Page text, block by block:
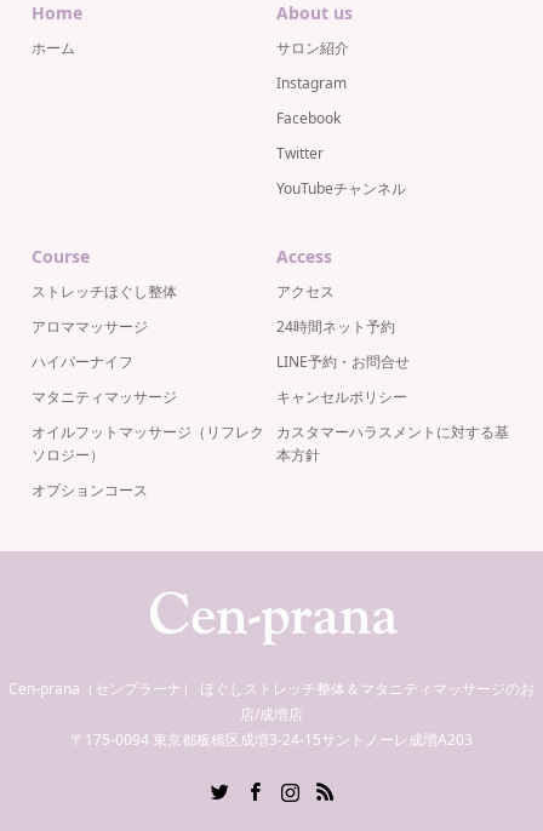
Home
ホーム
About us
サロン紹介
Instagram
Facebook
Twitter
YouTubeチャンネル
Course
ストレッチほぐし整体
アロママッサージ
ハイパーナイフ
マタニティマッサージ
オイルフットマッサージ（リフレク
ソロジー）
オプションコース
Access
アクセス
24時間ネット予約
LINE予約・お問合せ
キャンセルポリシー
カスタマーハラスメントに対する基
本方針
Cen-prana（センプラーナ） ほぐしストレッチ整体＆マタニティマッサージのお
店/成増店
〒175-0094 東京都板橋区成増3-24-15サントノーレ成増A203
RSS